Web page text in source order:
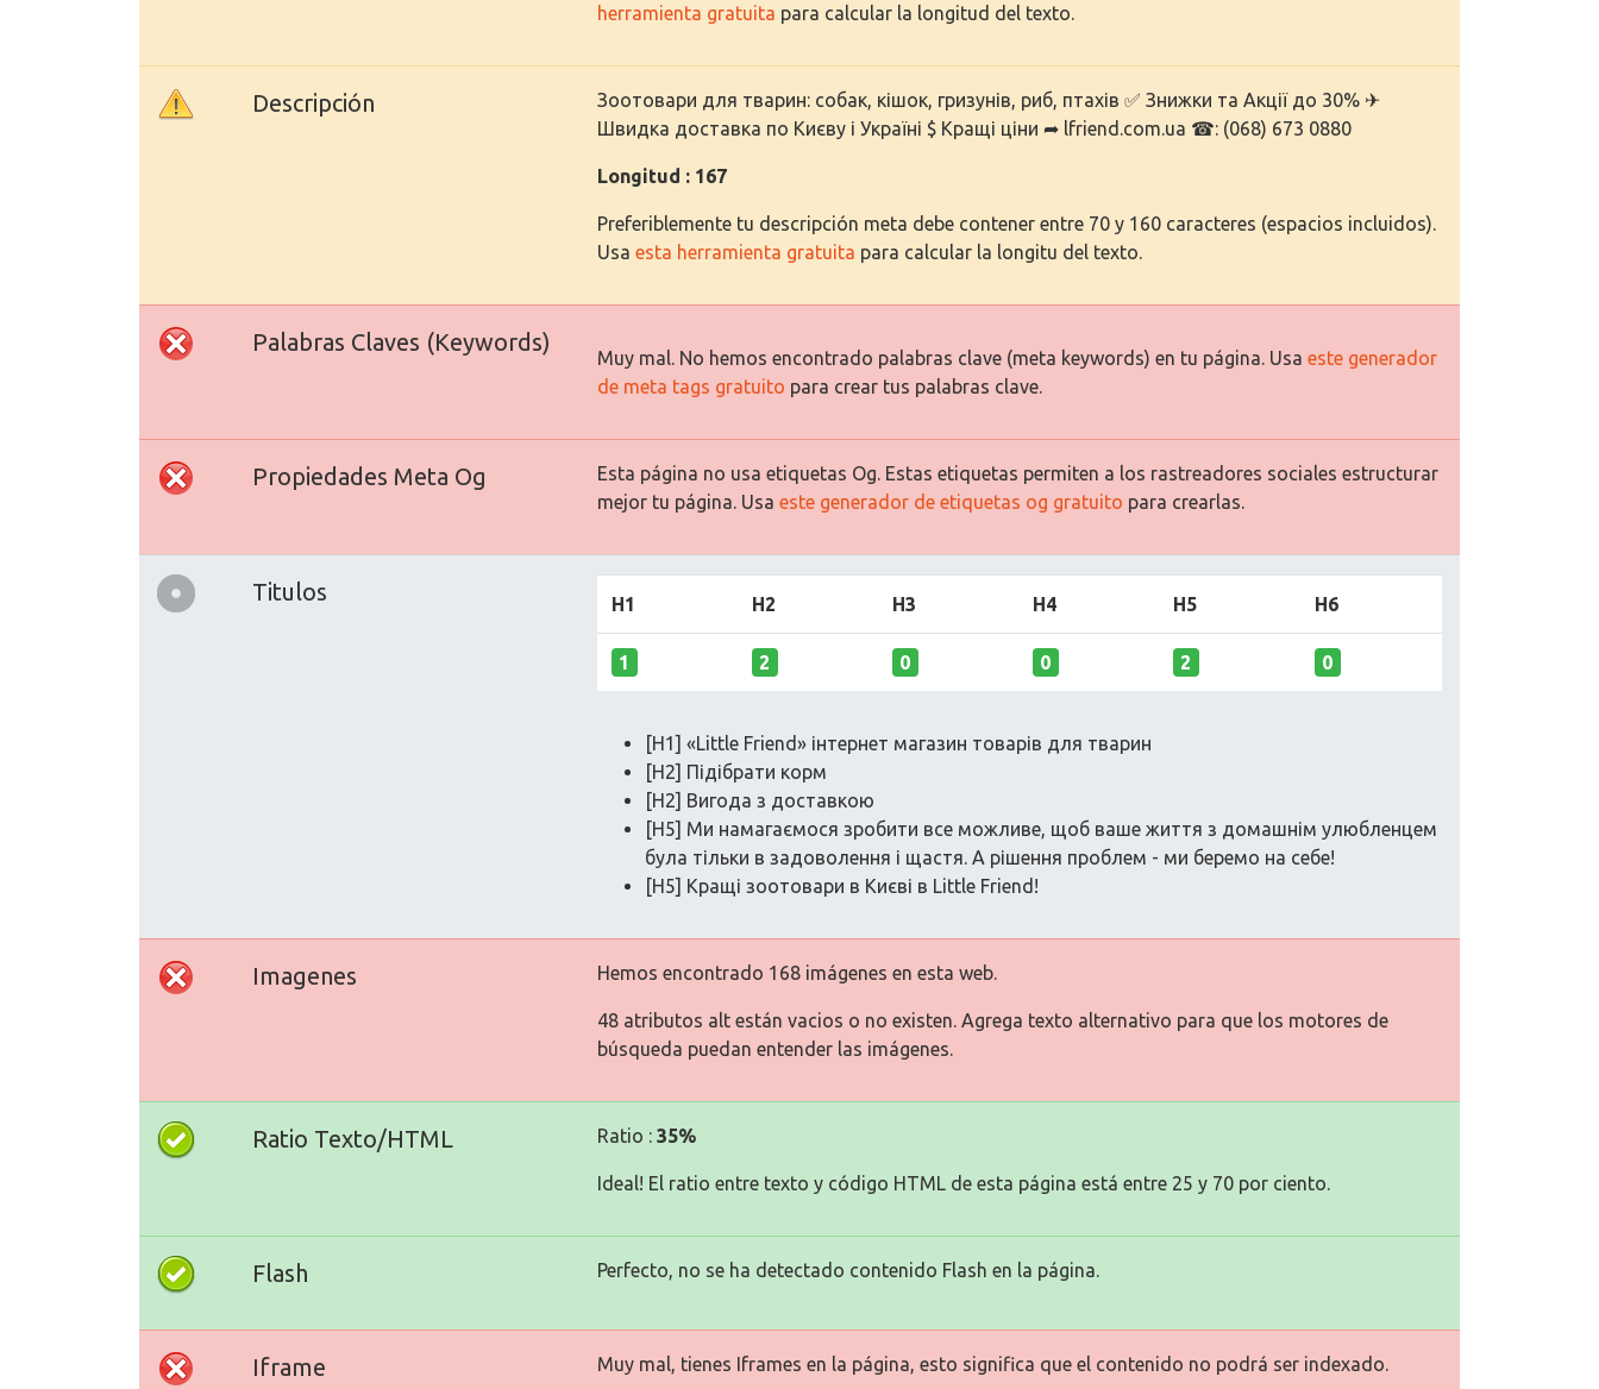
herramienta gratuita para calcular la longitud del texto.
Descripción
Зоотовари для тварин: собак, кішок, гризунів, риб, птахів ✅ Знижки та Акції до 30% ✈
Швидка доставка по Києву і Україні $ Кращі ціни ➦ lfriend.com.ua ☎: (068) 673 0880
Longitud : 167
Preferiblemente tu descripción meta debe contener entre 70 y 160 caracteres (espacios incluidos).
Usa esta herramienta gratuita para calcular la longitu del texto.
Palabras Claves (Keywords)
Muy mal. No hemos encontrado palabras clave (meta keywords) en tu página. Usa este generador
de meta tags gratuito para crear tus palabras clave.
Propiedades Meta Og
Esta página no usa etiquetas Og. Estas etiquetas permiten a los rastreadores sociales estructurar
mejor tu página. Usa este generador de etiquetas og gratuito para crearlas.
Titulos H1 H2 H3 H4 H5 H6
1 2 0 0 2 0
[H1] «Little Friend» інтернет магазин товарів для тварин
[H2] Підібрати корм
[H2] Вигода з доставкою
[H5] Ми намагаємося зробити все можливе, щоб ваше життя з домашнім улюбленцем
була тільки в задоволення і щастя. А рішення проблем - ми беремо на себе!
[H5] Кращі зоотовари в Києві в Little Friend!
Imagenes Hemos encontrado 168 imágenes en esta web.
48 atributos alt están vacios o no existen. Agrega texto alternativo para que los motores de
búsqueda puedan entender las imágenes.
Ratio Texto/HTML Ratio : 35%
Ideal! El ratio entre texto y código HTML de esta página está entre 25 y 70 por ciento.
Flash Perfecto, no se ha detectado contenido Flash en la página.
Iframe Muy mal, tienes Iframes en la página, esto significa que el contenido no podrá ser indexado.